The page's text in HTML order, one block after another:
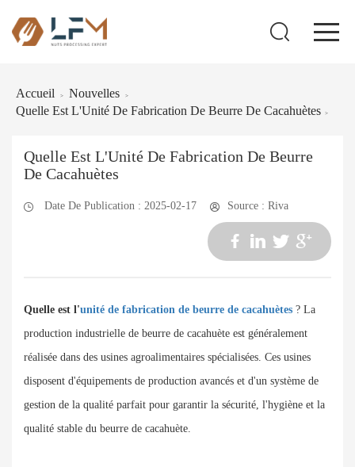
Accueil > Nouvelles >
Quelle Est L'Unité De Fabrication De Beurre De Cacahuètes >
Quelle Est L'Unité De Fabrication De Beurre
De Cacahuètes
Date De Publication : 2025-02-17 Source : Riva
Quelle est l'unité de fabrication de beurre de cacahuètes ? La
production industrielle de beurre de cacahuète est généralement
réalisée dans des usines agroalimentaires spécialisées. Ces usines
disposent d'équipements de production avancés et d'un système de
gestion de la qualité parfait pour garantir la sécurité, l'hygiène et la
qualité stable du beurre de cacahuète.